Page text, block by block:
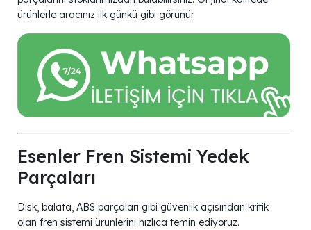
ürünlerle aracınız ilk günkü gibi görünür.
Esenler Fren Sistemi Yedek
Parçaları
Disk, balata, ABS parçaları gibi güvenlik açısından kritik
olan fren sistemi ürünlerini hızlıca temin ediyoruz.